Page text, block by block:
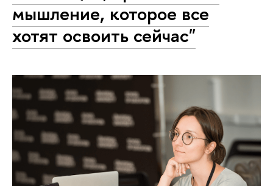
мышление, которое все
хотят освоить сейчас"